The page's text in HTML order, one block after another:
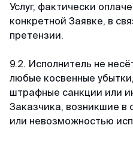
Услуг, фактически
конкретной Заявке, в
претензии.
9.2. Исполнитель не
любые косвенные
штрафные санкции или
Заказчика, возникшие в
или невозможностью